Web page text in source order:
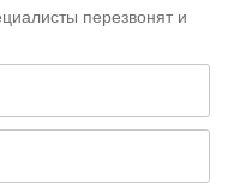
перезвонят и